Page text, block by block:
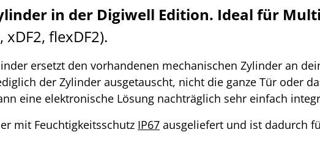
in der Digiwell Edition. Ideal für
flexDF2).
ersetzt den vorhandenen mechanischen Zylinder an
der Zylinder ausgetauscht, nicht die ganze Tür oder
eine elektronische Lösung nachträglich sehr einfach
mit Feuchtigkeitsschutz IP67 ausgeliefert und ist dadurch